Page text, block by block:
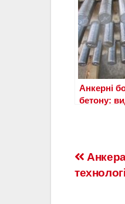
Анкерні
бетону: